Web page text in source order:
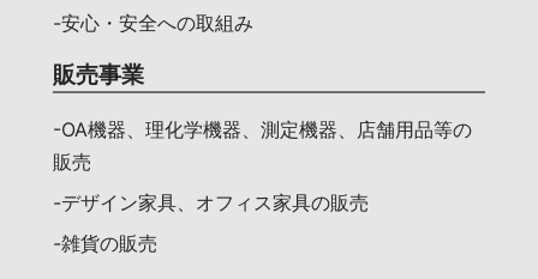
-安心・安全への取組み
販売事業
-OA機器、理化学機器、測定機器、店舗用品等の
販売
-デザイン家具、オフィス家具の販売
-雑貨の販売